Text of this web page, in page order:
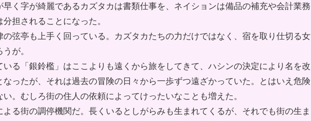
く字が綺麗であるカズタカは書類仕事を、ネイションは備品の補充や会計業務
担されることになった。
弦亭も上手く回っている。カズタカたちの力だけではなく、宿を取り仕切る女
が。
る「銀鈴檻」はここよりも遠くから旅をしてきて、ハシンの決定により名を改
ったが、それは過去の冒険の日々から一歩ずつ遠ざかっていた。とはいえ危険
。むしろ街の住人の依頼によってけったいなことも増えた。
る街の調停機関だ。長くいるとしがらみも生まれてくるが、それでも街の生ま